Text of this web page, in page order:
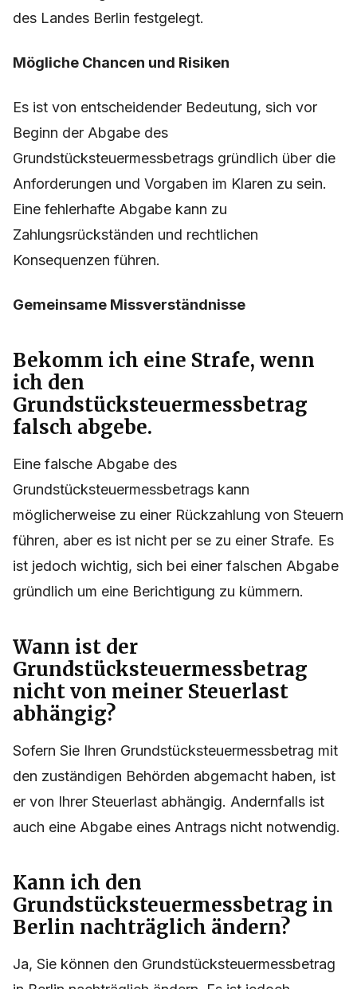
Grundstücksteuermessbetrags an. Die spezifische
des Landes Berlin festgelegt.
Mögliche Chancen und Risiken
Es ist von entscheidender Bedeutung, sich vor
Beginn der Abgabe des
Grundstücksteuermessbetrags gründlich über die
Anforderungen und Vorgaben im Klaren zu sein.
Eine fehlerhafte Abgabe kann zu
Konsequenzen führen.
Gemeinsame Missverständnisse
Bekomm ich eine Strafe, wenn
ich den
Grundstücksteuermessbetrag
falsch abgebe.
Eine falsche Abgabe des
Grundstücksteuermessbetrags kann
möglicherweise zu einer Rückzahlung von Steuern
führen, aber es ist nicht per se zu einer Strafe. Es
Wann ist der
Grundstücksteuermessbetrag
nicht von meiner Steuerlast
abhängig?
Sofern Sie Ihren Grundstücksteuermessbetrag mit
den zuständigen Behörden abgemacht haben, ist
Kann ich den
Grundstücksteuermessbetrag in
Berlin nachträglich ändern?